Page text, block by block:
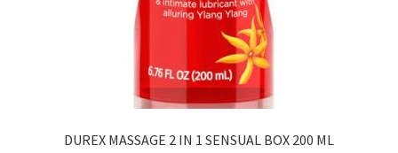
DUREX MASSAGE 2 IN 1 SENSUAL BOX 200 ML